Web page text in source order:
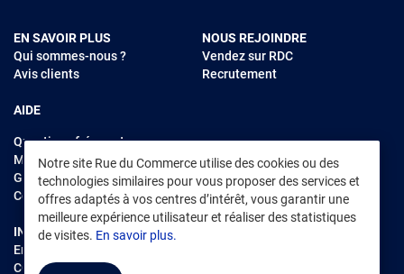
EN SAVOIR PLUS
Qui sommes-nous ?
Avis clients
AIDE
Questions fréquentes
Modes de règlements
Garantie et retours
Contacter Rue du Commerce
NOUS REJOINDRE
Vendez sur RDC
Recrutement
INFORMATIONS LÉGALES
Environnement
CGV /CGU Marketplace
Notre site Rue du Commerce utilise des cookies ou des
technologies similaires pour vous proposer des services et
offres adaptés à vos centres d’intérêt, vous garantir une
meilleure expérience utilisateur et réaliser des statistiques
de visites. En savoir plus.